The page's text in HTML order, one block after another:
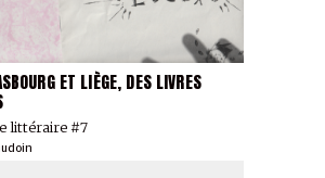
ET LIÈGE, DES LIVRES
littéraire #7